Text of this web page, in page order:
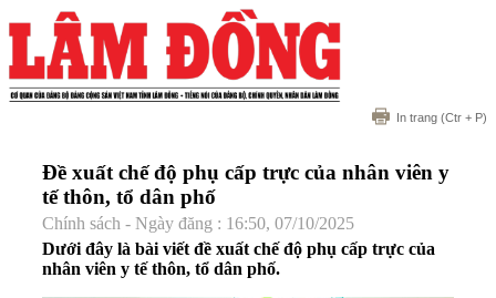
In trang (Ctr + P)
Đề xuất chế độ phụ cấp trực của nhân viên y
tế thôn, tổ dân phố
Chính sách - Ngày đăng : 16:50, 07/10/2025
Dưới đây là bài viết đề xuất chế độ phụ cấp trực của
nhân viên y tế thôn, tổ dân phố.